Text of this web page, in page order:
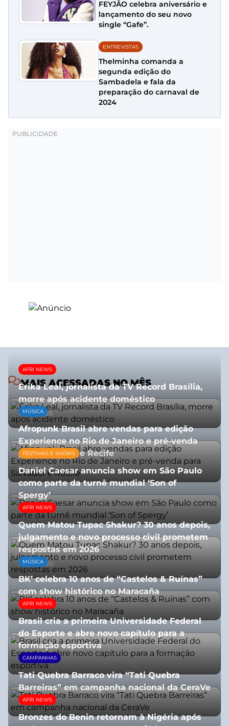
FEYJÃO celebra aniversário e
lançamento do seu novo
single “Gafe”.
ENTREVISTAS
Thelminha comanda a
segunda edição do
Sambadela e fala da
preparação do carnaval de
2024
MAIS ACESSADAS NO MÊS
AFRI NEWS
Érika Leal, jornalista da TV Record Brasília,
morre após acidente doméstico
08/07/2026
MÚSICA
Afropunk Brasil abre vendas para edição
Experience no Rio de Janeiro e pré-venda
para Salvador e Recife
03/08/2026
FESTIVAIS E SHOWS
Daniel Caesar anuncia show em São Paulo
como parte da turnê mundial ‘Son of
Spergy’
05/08/2026
AFRI NEWS
Quem Matou Tupac Shakur? 30 anos depois,
julgamento e novo processo civil prometem
respostas em 2026
05/08/2026
MÚSICA
BK’ celebra 10 anos de “Castelos & Ruínas”
com show histórico no Maracaña
06/08/2026
AFRI NEWS
Brasil cria a primeira Universidade Federal
do Esporte e abre novo capítulo para a
formação esportiva
08/07/2026
CAMPANHAS
Tati Quebra Barraco vira “Tati Quebra
Barreiras” em campanha nacional da CeraVe
08/07/2026
AFRI NEWS
Bronzes do Benin retornam à Nigéria após